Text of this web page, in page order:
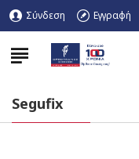
Σύνδεση Εγγραφή
Segufix